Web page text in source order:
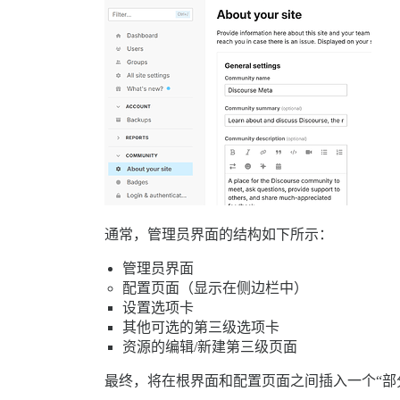
通常，管理员界面的结构如下所示：
管理员界面
配置页面（显示在侧边栏中）
设置选项卡
其他可选的第三级选项卡
资源的编辑/新建第三级页面
最终，将在根界面和配置页面之间插入一个“部